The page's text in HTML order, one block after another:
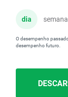
dia semana
O desempenho
desempenho futuro.